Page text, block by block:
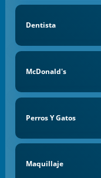
Dentista
McDonald's
Perros Y Gatos
Maquillaje